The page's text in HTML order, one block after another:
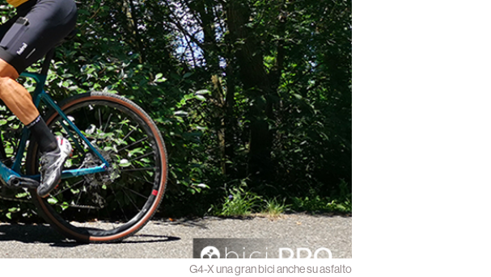
G4-X una gran bici anche su asfalto